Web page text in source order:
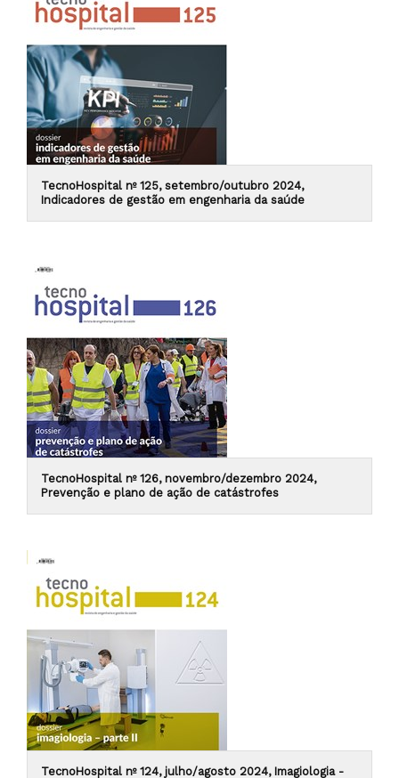
TecnoHospital nº 125, setembro/outubro 2024,
Indicadores de gestão em engenharia da saúde
TecnoHospital nº 126, novembro/dezembro 2024,
Prevenção e plano de ação de catástrofes
TecnoHospital nº 124, julho/agosto 2024, Imagiologia -